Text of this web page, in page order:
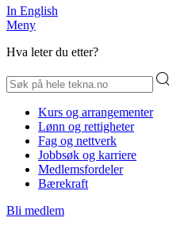
In English
Meny
Hva leter du etter?
Kurs og arrangementer
Lønn og rettigheter
Fag og nettverk
Jobbsøk og karriere
Medlemsfordeler
Bærekraft
Bli medlem